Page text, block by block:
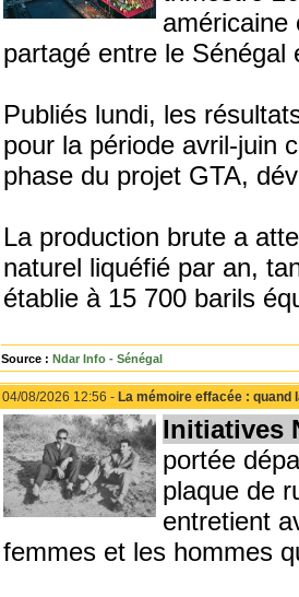
américaine
partagé entre le Sénégal
Publiés lundi, les
pour la période avril-juin
phase du projet GTA,
La production brute a
naturel liquéfié par an,
établie à 15 700 barils
Source : Ndar Info - Sénégal
04/08/2026 12:56 - La mémoire effacée :
Initiatives
portée
plaque de
entretient
femmes et les hommes